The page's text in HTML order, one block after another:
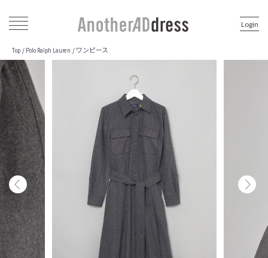
Login
Top / Polo Ralph Lauren / ワンピース